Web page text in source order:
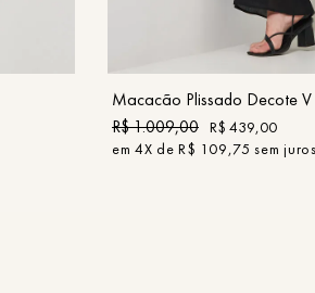
PP
Macacão Plissado Decote
R$1.009,00 R$ 439,00
em4X deR$ 109,75 sem juros